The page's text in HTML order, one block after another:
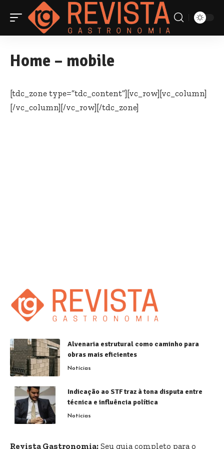
Home – mobile
[tdc_zone type=”tdc_content”][vc_row][vc_column]
[/vc_column][/vc_row][/tdc_zone]
Alvenaria estrutural como caminho para
obras mais eficientes
Notícias
Indicação ao STF traz à tona disputa entre
técnica e influência política
Notícias
Revista Gastronomia: Seu guia completo para o